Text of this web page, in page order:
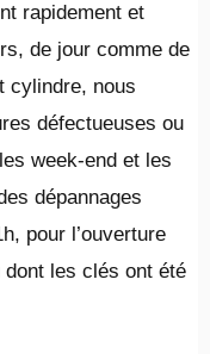
rapidement et
de jour comme de
cylindre, nous
défectueuses ou
week-end et les
dépannages
pour l’ouverture
dont les clés ont été